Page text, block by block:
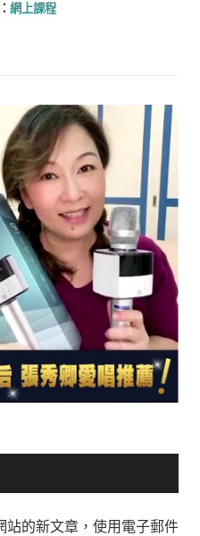
網上課程
站的新文章，使用電子郵件